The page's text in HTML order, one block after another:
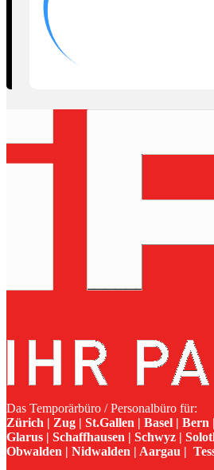
Das Temporärbüro / Personalbüro für:
Zürich | Zug | St.Gallen | Basel |
Glarus | Schaffhausen | Schwyz |
Obwalden | Nidwalden | Aargau |